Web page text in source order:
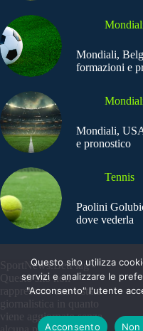
Mondiali,
formazioni e
Mondiali,
e pronostico
Tennis
Paolini
dove vederla
SportNews.BetFlag -
Questo sito non
rappresenta una testata
giornalistica in quanto
viene aggiornato senza
Questo sito utilizza
servizi e analizzare le
"Acconsento" l'utente
Acconsento